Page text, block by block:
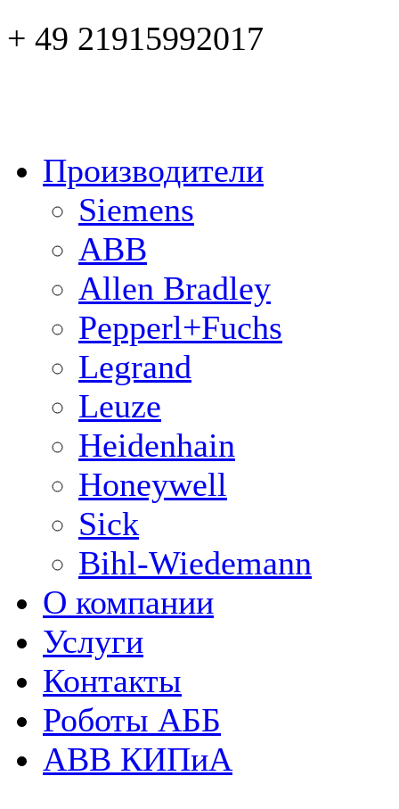
+ 49 21915992017
Производители
Siemens
ABB
Allen Bradley
Pepperl+Fuchs
Legrand
Leuze
Heidenhain
Honeywell
Sick
Bihl-Wiedemann
О компании
Услуги
Контакты
Роботы АББ
ABB КИПиА